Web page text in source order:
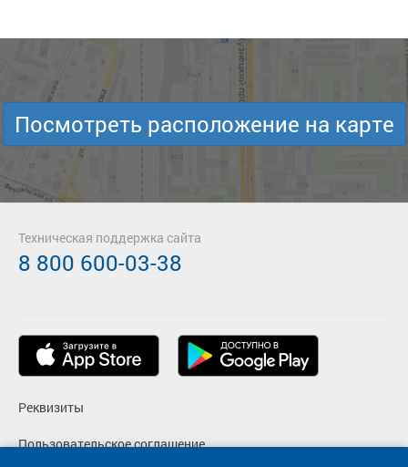
Посмотреть расположение на карте
Реквизиты
Пользовательское соглашение
Техническая поддержка сайта
8 800 600-03-38